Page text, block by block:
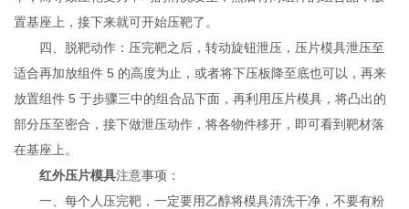
置基座上，接下来就可开始压靶了。
四、脱靶动作：压完靶之后，转动旋钮泄压，压片模具泄压至
适合再加放组件 5 的高度为止，或者将下压板降至底也可以，再来
放置组件 5 于步骤三中的组合品下面，再利用压片模具，将凸出的
部分压至密合，接下做泄压动作，将各物件移开，即可看到靶材落
在基座上。
红外压片模具注意事项：
一、每个人压完靶，一定要用乙醇将模具清洗干净，不要有粉